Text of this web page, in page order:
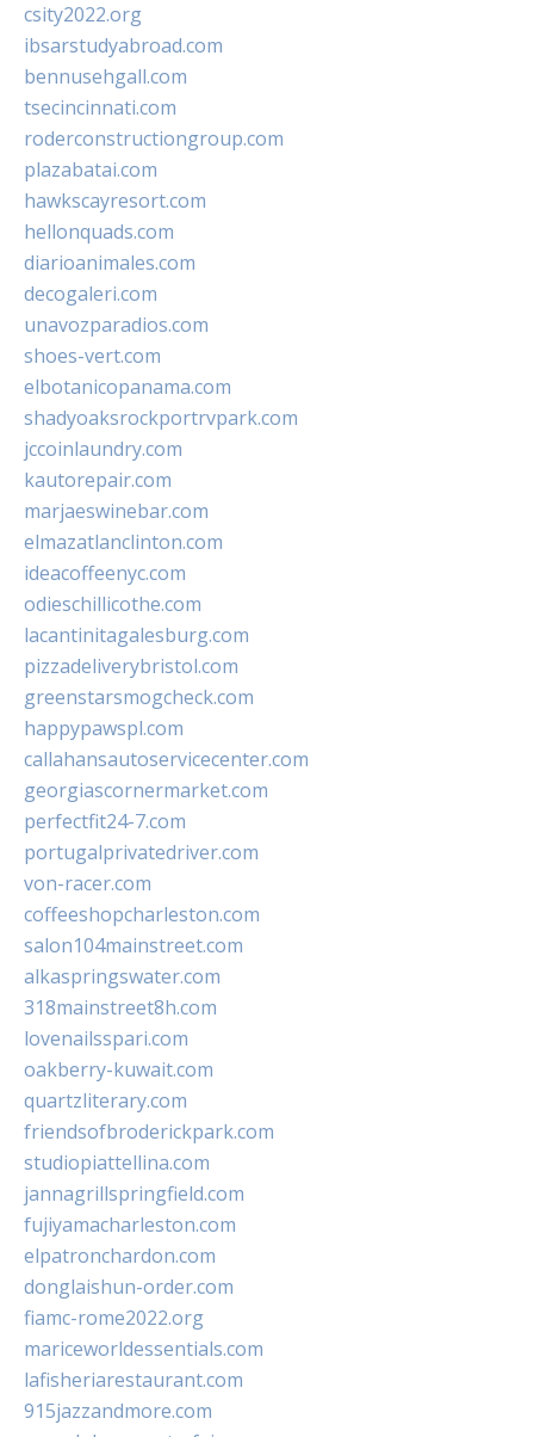
csity2022.org
ibsarstudyabroad.com
bennusehgall.com
tsecincinnati.com
roderconstructiongroup.com
plazabatai.com
hawkscayresort.com
hellonquads.com
diarioanimales.com
decogaleri.com
unavozparadios.com
shoes-vert.com
elbotanicopanama.com
shadyoaksrockportrvpark.com
jccoinlaundry.com
kautorepair.com
marjaeswinebar.com
elmazatlanclinton.com
ideacoffeenyc.com
odieschillicothe.com
lacantinitagalesburg.com
pizzadeliverybristol.com
greenstarsmogcheck.com
happypawspl.com
callahansautoservicecenter.com
georgiascornermarket.com
perfectfit24-7.com
portugalprivatedriver.com
von-racer.com
coffeeshopcharleston.com
salon104mainstreet.com
alkaspringswater.com
318mainstreet8h.com
lovenailsspari.com
oakberry-kuwait.com
quartzliterary.com
friendsofbroderickpark.com
studiopiattellina.com
jannagrillspringfield.com
fujiyamacharleston.com
elpatronchardon.com
donglaishun-order.com
fiamc-rome2022.org
mariceworldessentials.com
lafisheriarestaurant.com
915jazzandmore.com